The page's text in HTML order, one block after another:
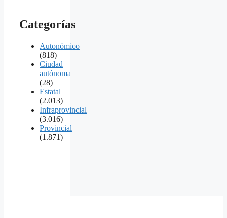
Categorías
Autonómico
(818)
Ciudad
autónoma
(28)
Estatal
(2.013)
Infraprovincial
(3.016)
Provincial
(1.871)